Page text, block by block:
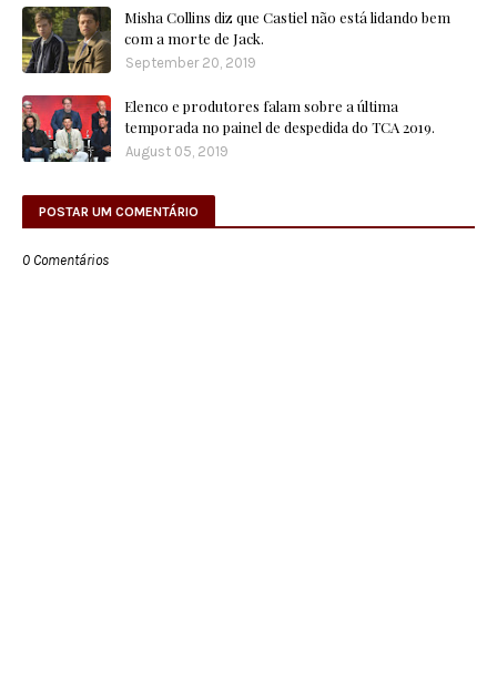
Misha Collins diz que Castiel não está lidando bem
com a morte de Jack.
September 20, 2019
Elenco e produtores falam sobre a última
temporada no painel de despedida do TCA 2019.
August 05, 2019
POSTAR UM COMENTÁRIO
0 Comentários